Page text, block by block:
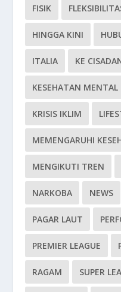
FISIK
HINGGA KINI
ITALIA KE
KESEHATAN MENTAL
KRISIS IKLIM
MEMENGARUHI
MENGIKUTI TREN
NARKOBA NEWS
PAGAR LAUT
PREMIER LEAGUE
RAGAM SUPER